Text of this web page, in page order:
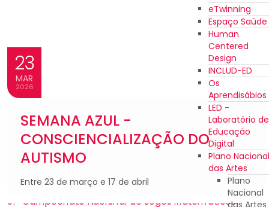
eTwinning
Espaço Saúde
Human
Centered
Design
INCLUD-ED
Os
Aprendisábios
LED -
Laboratório de
Educação
Digital
Plano Nacional
das Artes
Plano
Nacional
das Artes
23
MAR
2026
SEMANA AZUL -
CONSCIENCIALIZAÇÃO DO
AUTISMO
Entre 23 de março e 17 de abril